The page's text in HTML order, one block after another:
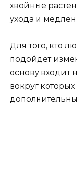
хвойные
ухода и
Для того, кто
подойдет
основу входит
вокруг